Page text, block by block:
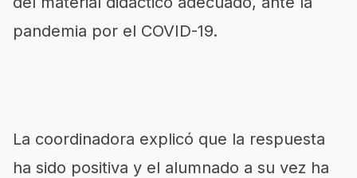
pandemia por el COVID-19.
La coordinadora explicó que la respuesta
ha sido positiva y el alumnado a su vez ha